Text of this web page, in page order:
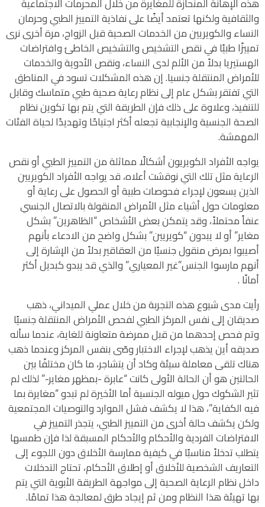
والثقافية ولكنها تعتمد أيضًا على نفاذية التمييز الطبي وحرمان
النساء والكويريين من الخدمات الصحية قبل الزواج، مرة أخرى نرى
تمييزًا طبيًا في نقص التشخيص والتشخيص الخاطئ وافتراضات
الهستيريا بدلاً من الألم لدى النساء، ونقص الأدوية والخدمات
للأمراض المنتقلة جنسيا. إن هذه المشكلات تسود في المناطق
التي تفتقر بشكل عام إلى نظام رعاية صحية طبي متماسك وقابل
للتنفيذ، وعلاوة على ذلك فإن الطريقة التي يتم بها تكوين نظام
الصحة الجنسية والإنجابية تجعله أكثر اجتياحًا وتهديدًا لحياة الفئات
المهمشة.
يواجه الأفراد الكويريون أشكالًا مماثلة من التمييز الطبي أو نقص
الرعاية مثل تلك التي نوقشت أعلاه، قد يواجه الأفراد الكويريين
الذين يسعون لإجراء فحوصات طبية أو الحصول على رعاية أو
معلومات حول أشياء مثل الأمراض المنقولة بالاتصال الجنسي
عنفاً محتملاً، وقد يتمكن بعض الأشخاص “الظاهرين” بشكل
مغاير” أو لا يبدون “كويريين” بشكل واضح من الادعاء بأنهم
أصيبوا بمرض منقول جنسيًا من العقاقير بدلاً من الإشارة إلى
أنهم مارسوا الجنس”غير المعياري” والذي قد يبدو كبديل أكثر
أمانًا .
رأيت مدى شيوع هذه التجربة من خلال عملي الميداني، ذهب
صديقان إلى نفس المركز الطبي لفحص الأمراض المنتقلة جنسيًا
وتم فحص إحدهما من قبل ممرضة متعاونة للغاية، عندما سأله
صديقه أين يذهب لإجراء الاختبار وصّى بنفس المركز وعندما ذهب
هناك تلقى معاملة سيئة وكاد أن يتشاجر، ما كان مختلفًا بين
الحالتين هو أن الحالة الأولى كانت “عابرة -بمظهر مغاير-” لذلك لم
تثير الشكوك حول ميوله الجنسية أما الأخيرة لم تبدو “مغايرة بما
فيه الكفاية”، هذا لا يكشف فشل الموارد والتوصيات المجتمعية
ولكن يكشف حالة أخرى من التمييز الطبي، يتجذر التمييز في
الافتراضات الفردية والأحكام والأحكام المسبقة لذا فإن طمسها
يتطلب تدخلاً مناسبًا في كيفية ممارسة الأخلاق دون اللجوء إلى
التعاريف الشخصية للأخلاق أو إطلاق الأحكام، تحتاج التدخلات
داخل نظام الرعاية الصحية إلى مواجهة الطريقة الأبوية التي يتم
بها تهيئة هذا النظام ومن ثم إيجاد طرق لمعالجة هذا تمامًا.